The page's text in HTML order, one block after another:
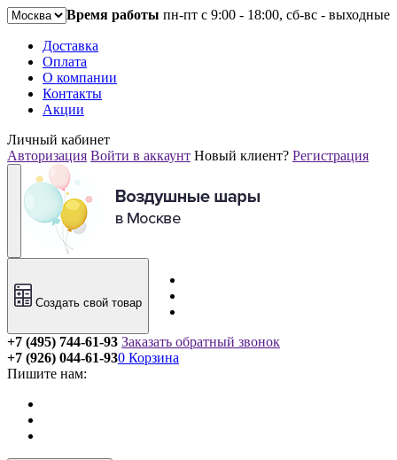
Время работы пн-пт с 9:00 - 18:00, сб-вс - выходные
Доставка
Оплата
О компании
Контакты
Акции
Личный кабинет
Авторизация Войти в аккаунт Новый клиент? Регистрация
Создать свой товар
+7 (495) 744-61-93 Заказать обратный звонок
+7 (926) 044-61-93
Пишите нам:
0 Корзина